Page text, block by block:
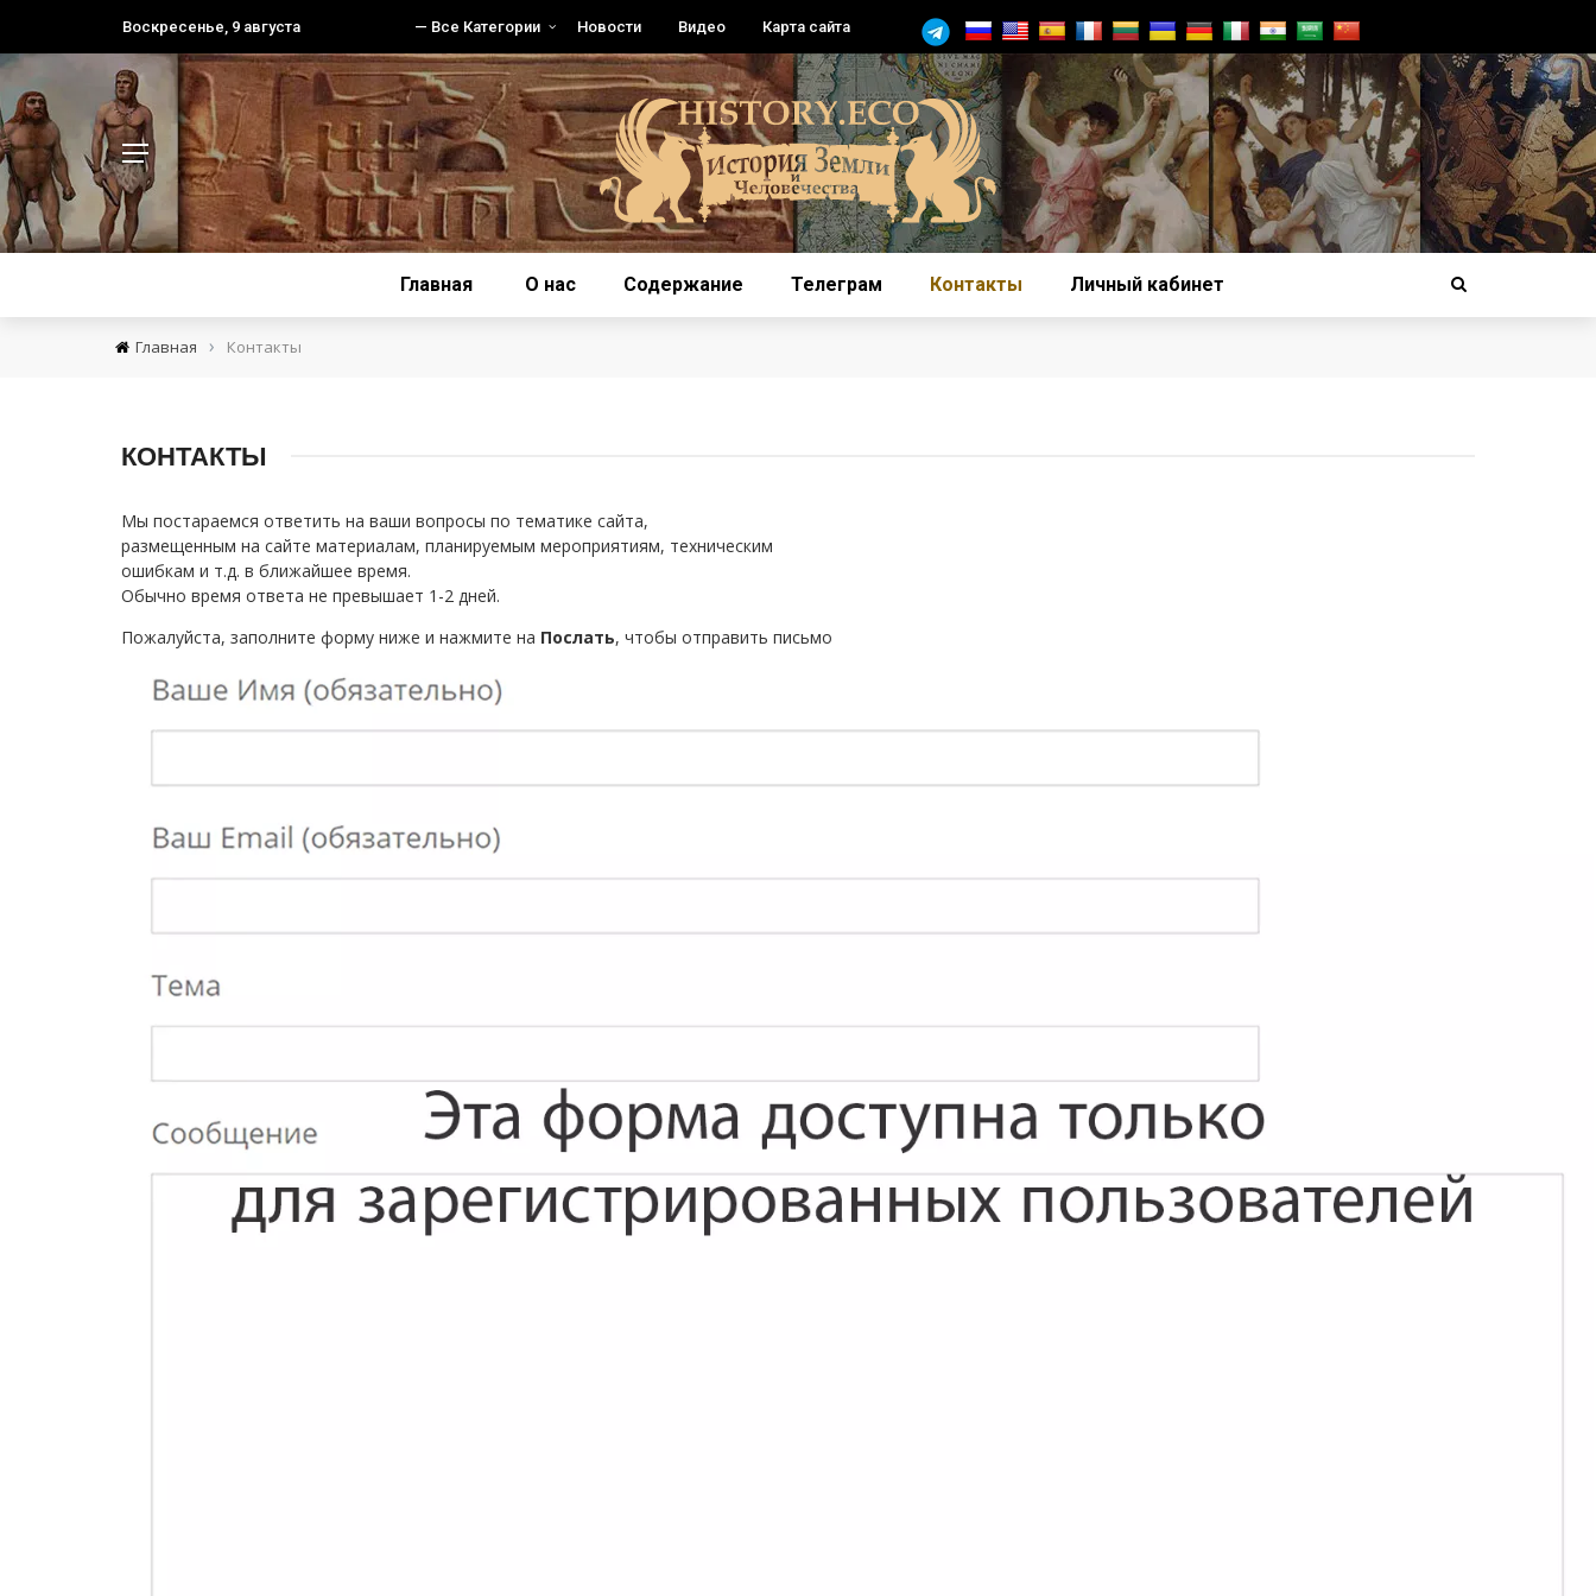
Воскресенье, 9 августа — Все Категории Новости Видео Карта сайта
Главная О нас Содержание Телеграм Контакты Личный кабинет
Главная › Контакты
КОНТАКТЫ
Мы постараемся ответить на ваши вопросы по тематике сайта,
размещенным на сайте материалам, планируемым мероприятиям, техническим
ошибкам и т.д. в ближайшее время.
Обычно время ответа не превышает 1-2 дней.
Пожалуйста, заполните форму ниже и нажмите на Послать, чтобы отправить письмо